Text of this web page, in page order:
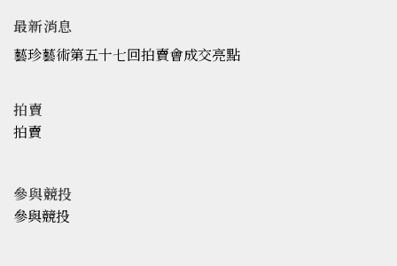
最新消息
藝珍藝術第五十七回拍賣會成交亮點
拍賣
拍賣
參與競投
參與競投